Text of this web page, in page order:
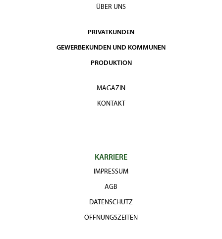
ÜBER UNS
PRIVATKUNDEN
GEWERBEKUNDEN UND KOMMUNEN
PRODUKTION
MAGAZIN
KONTAKT
KARRIERE
IMPRESSUM
AGB
DATENSCHUTZ
ÖFFNUNGSZEITEN